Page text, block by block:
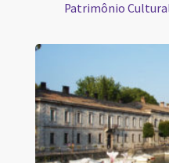
Patrimônio